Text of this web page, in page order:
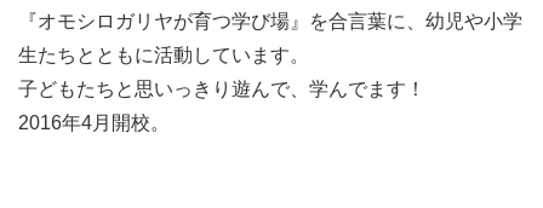
『オモシロガリヤが育つ学び場』を合言葉に、幼児や小学
生たちとともに活動しています。
子どもたちと思いっきり遊んで、学んでます！
2016年4月開校。